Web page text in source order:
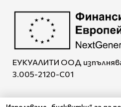
ЕУКУАЛИТИ ООД
3.005-2120-C01